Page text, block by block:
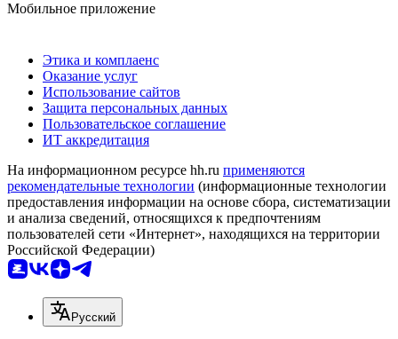
Мобильное приложение
Этика и комплаенс
Оказание услуг
Использование сайтов
Защита персональных данных
Пользовательское соглашение
ИТ аккредитация
На информационном ресурсе hh.ru применяются
рекомендательные технологии (информационные технологии
предоставления информации на основе сбора, систематизации
и анализа сведений, относящихся к предпочтениям
пользователей сети «Интернет», находящихся на территории
Российской Федерации)
Русский